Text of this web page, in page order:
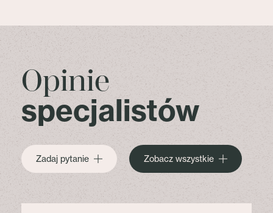
Opinie
specjalistów
Zadaj pytanie Zobacz wszystkie